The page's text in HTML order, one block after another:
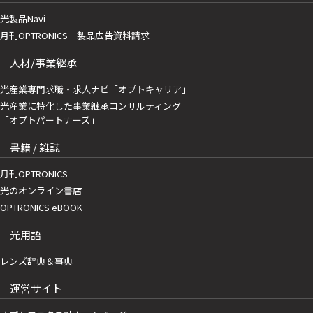
光製品Navi
月刊OPTRONICS 製品広告資料請求
人材/事業継承
光産業専門求職・求人ナビ「オプトキャリア」
光産業に特化した事業継承コンサルティング
「オプトパートナーズ」
書籍 / 雑誌
月刊OPTRONICS
光のオンライン書店
OPTRONICS eBOOK
光用語
レンズ辞典＆事典
運営サイト